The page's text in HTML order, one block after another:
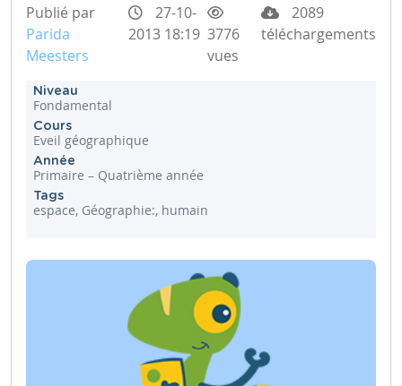
Publié par
Parida
Meesters
27-10-
2013 18:19 3776
vues
2089
téléchargements
Niveau
Fondamental
Cours
Eveil géographique
Année
Primaire – Quatrième année
Tags
espace, Géographie:, humain